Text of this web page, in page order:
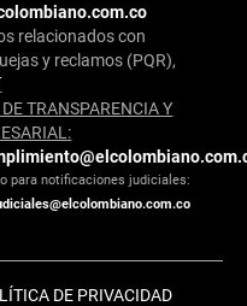
relacionados con
y reclamos (PQR),
TRANSPARENCIA Y
para notificaciones judiciales:
DE PRIVACIDAD